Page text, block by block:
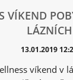
VÍKEND
LÁZNÍCH
13.01.2019
víkend v